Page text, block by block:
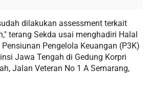
dilakukan assessment terkait
terang Sekda usai menghadiri Halal
Pengelola Keuangan (P3K)
Jawa Tengah di Gedung Korpri
Jalan Veteran No 1 A Semarang,